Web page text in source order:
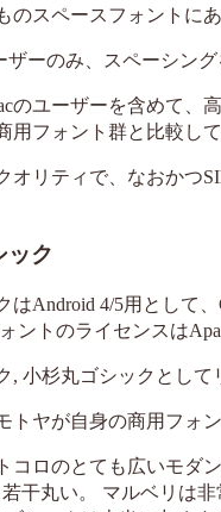
のスペースフォントに
ザーのみ、スペーシン
のユーザーを含めて、
用フォント群と比較し
オリティで、なおかつ
ック
はAndroid 4/5用として
ントのライセンスは
, 小杉丸ゴシックとして
トヤが自身の商用フォ
コロのとても広いモダ
干丸い。 マルベリは